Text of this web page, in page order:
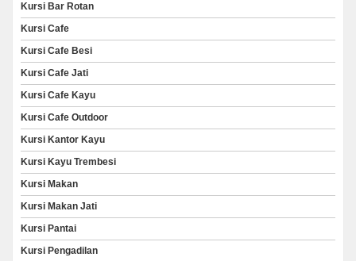
Kursi Bar Rotan
Kursi Cafe
Kursi Cafe Besi
Kursi Cafe Jati
Kursi Cafe Kayu
Kursi Cafe Outdoor
Kursi Kantor Kayu
Kursi Kayu Trembesi
Kursi Makan
Kursi Makan Jati
Kursi Pantai
Kursi Pengadilan